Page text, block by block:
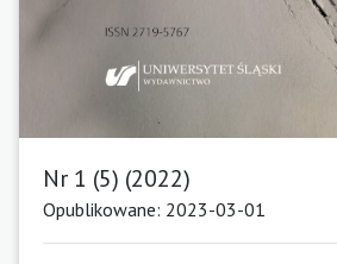
Nr 1 (5) (2022)
Opublikowane: 2023-03-01